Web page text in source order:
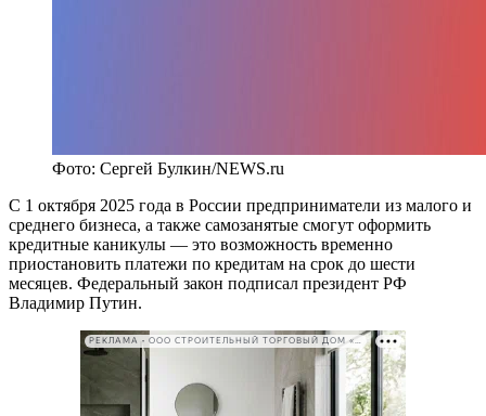
Фото: Сергей Булкин/NEWS.ru
С 1 октября 2025 года в России предприниматели из малого и
среднего бизнеса, а также самозанятые смогут оформить
кредитные каникулы — это возможность временно
приостановить платежи по кредитам на срок до шести
месяцев. Федеральный закон подписал президент РФ
Владимир Путин.
РЕКЛАМА • ООО СТРОИТЕЛЬНЫЙ ТОРГОВЫЙ ДОМ «ПЕТРОВИЧ». ИНН: 7802348846